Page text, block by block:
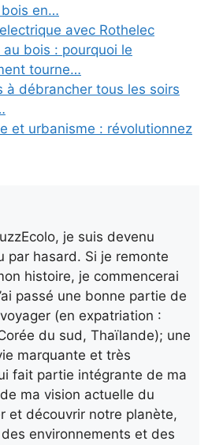
en…
avec Rothelec
bois : pourquoi le
tourne…
à débrancher tous les soirs
et urbanisme : révolutionnez
je suis devenu
par hasard. Si je remonte
histoire, je commencerai
passé une bonne partie de
(en expatriation :
du sud, Thaïlande); une
marquante et très
fait partie intégrante de ma
ma vision actuelle du
et découvrir notre planète,
environnements et des